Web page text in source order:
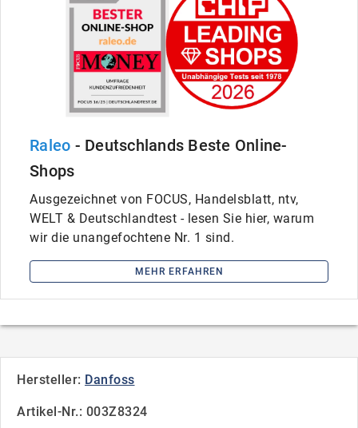
Raleo - Deutschlands Beste Online-
Shops
Ausgezeichnet von FOCUS, Handelsblatt, ntv,
WELT & Deutschlandtest - lesen Sie hier, warum
wir die unangefochtene Nr. 1 sind.
MEHR ERFAHREN
Hersteller: Danfoss
Artikel-Nr.: 003Z8324